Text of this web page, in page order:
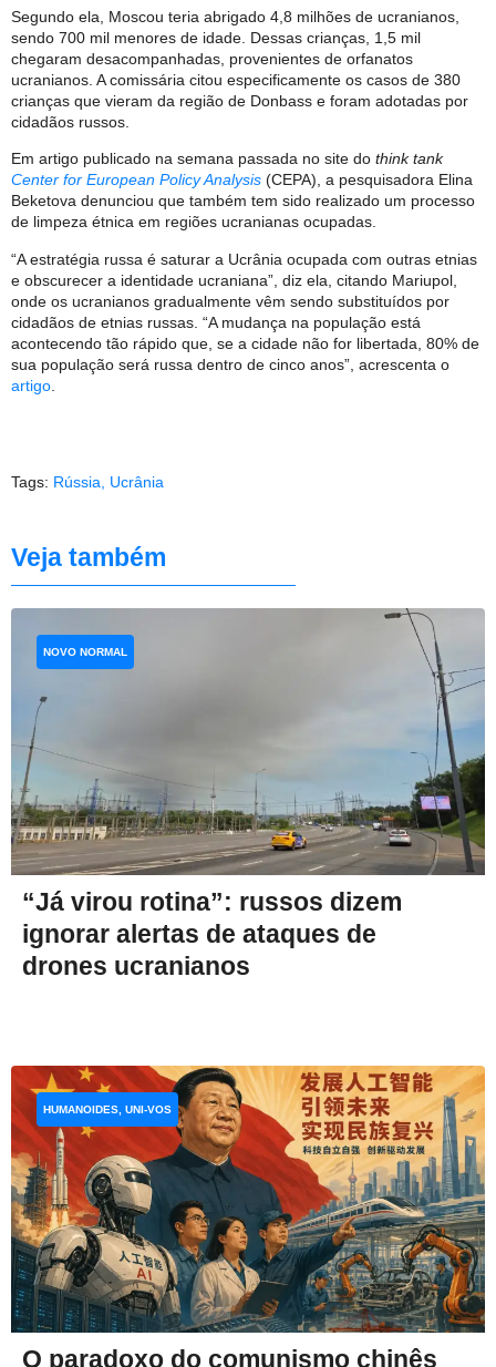
Segundo ela, Moscou teria abrigado 4,8 milhões de ucranianos,
sendo 700 mil menores de idade. Dessas crianças, 1,5 mil
chegaram desacompanhadas, provenientes de orfanatos
ucranianos. A comissária citou especificamente os casos de 380
crianças que vieram da região de Donbass e foram adotadas por
cidadãos russos.
Em artigo publicado na semana passada no site do think tank
Center for European Policy Analysis (CEPA), a pesquisadora Elina
Beketova denunciou que também tem sido realizado um processo
de limpeza étnica em regiões ucranianas ocupadas.
“A estratégia russa é saturar a Ucrânia ocupada com outras etnias
e obscurecer a identidade ucraniana”, diz ela, citando Mariupol,
onde os ucranianos gradualmente vêm sendo substituídos por
cidadãos de etnias russas. “A mudança na população está
acontecendo tão rápido que, se a cidade não for libertada, 80% de
sua população será russa dentro de cinco anos”, acrescenta o
artigo
Tags: Rússia Ucrânia
Veja também
“Já virou rotina”: russos dizem
ignorar alertas de ataques de
drones ucranianos
NOVO NORMAL
O paradoxo do comunismo chinês
HUMANOIDES, UNI-VOS